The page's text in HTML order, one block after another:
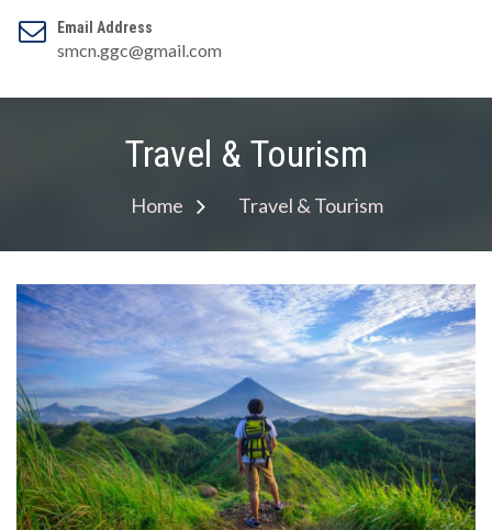
Email Address
smcn.ggc@gmail.com
Travel & Tourism
Home Travel & Tourism